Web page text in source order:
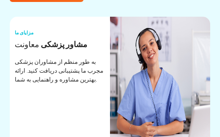
مزایای ما
مشاور پزشکی معاونت
به طور منظم از مشاوران پزشکی
مجرب ما پشتیبانی دریافت کنید. ارائه
بهترین مشاوره و راهنمایی به شما.